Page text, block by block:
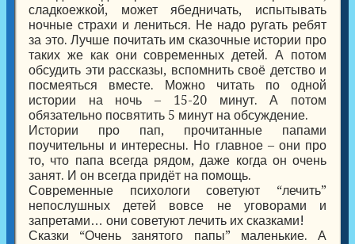
сладкоежкой, может ябедничать, испытывать
ночные страхи и лениться. Не надо ругать ребят
за это. Лучше почитать им сказочные истории про
таких же как они современных детей. А потом
обсудить эти рассказы, вспомнить своё детство и
посмеяться вместе. Можно читать по одной
истории на ночь – 15-20 минут. А потом
обязательно посвятить 5 минут на обсуждение.
Истории про пап, прочитанные папами
поучительны и интересны. Но главное – они про
то, что папа всегда рядом, даже когда он очень
занят. И он всегда придёт на помощь.
Современные психологи советуют “лечить”
непослушных детей вовсе не уговорами и
запретами… они советуют лечить их сказками!
Сказки “Очень занятого папы” маленькие. А